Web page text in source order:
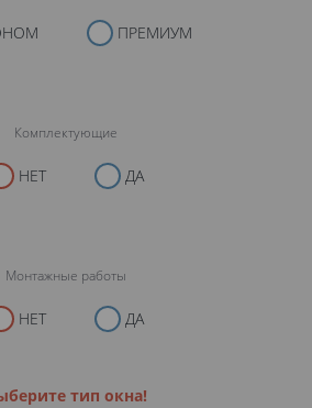
ПРЕМИУМ
Комплектующие
НЕТ ДА
Монтажные работы
НЕТ ДА
тип окна!